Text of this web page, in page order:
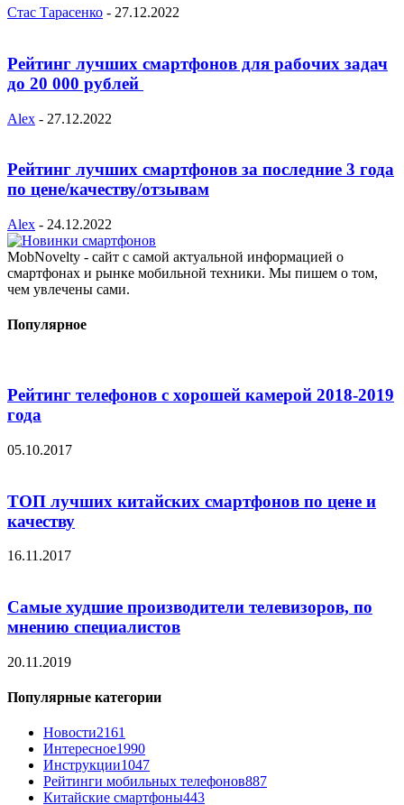
Стас Тарасенко - 27.12.2022
Рейтинг лучших смартфонов для рабочих задач
до 20 000 рублей
Alex - 27.12.2022
Рейтинг лучших смартфонов за последние 3 года
по цене/качеству/отзывам
Alex - 24.12.2022
MobNovelty - сайт с самой актуальной информацией о
смартфонах и рынке мобильной техники. Мы пишем о том,
чем увлечены сами.
Популярное
Рейтинг телефонов с хорошей камерой 2018-2019
года
05.10.2017
ТОП лучших китайских смартфонов по цене и
качеству
16.11.2017
Самые худшие производители телевизоров, по
мнению специалистов
20.11.2019
Популярные категории
Новости2161
Интересное1990
Инструкции1047
Рейтинги мобильных телефонов887
Китайские смартфоны443